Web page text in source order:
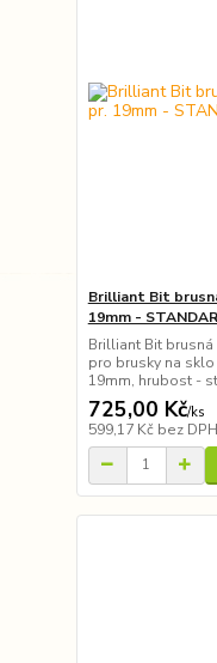
Brilliant Bit
19mm -
Brilliant Bit
pro brusky na
19mm, hrubost -
725,00 Kč/ks
599,17 Kč bez DPH